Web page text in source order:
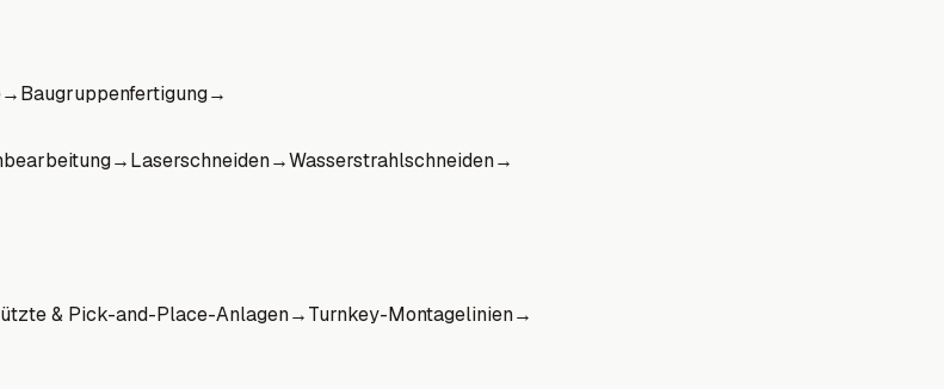
→Baugruppenfertigung→
→Laserschneiden→Wasserstrahlschneiden→
& Pick-and-Place-Anlagen→Turnkey-Montagelinien→